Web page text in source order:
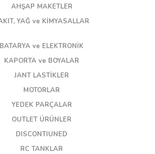
AHŞAP MAKETLER
YAĞ ve KİMYASALLAR
BATARYA ve ELEKTRONİK
KAPORTA ve BOYALAR
JANT LASTİKLER
MOTORLAR
YEDEK PARÇALAR
OUTLET ÜRÜNLER
DISCONTIUNED
RC TANKLAR